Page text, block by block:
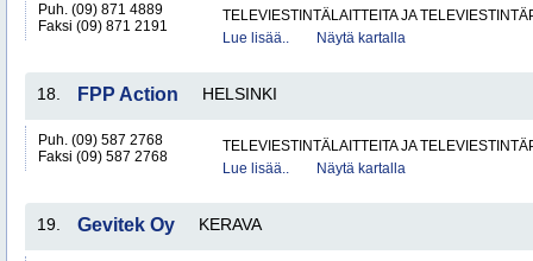
Puh. (09) 871 4889
Faksi (09) 871 2191
TELEVIESTINTÄLAITTEITA JA
Lue lisää..
Näytä kartalla
18. FPP Action HELSINKI
Puh. (09) 587 2768
Faksi (09) 587 2768
TELEVIESTINTÄLAITTEITA JA
Lue lisää..
Näytä kartalla
19. Gevitek Oy KERAVA